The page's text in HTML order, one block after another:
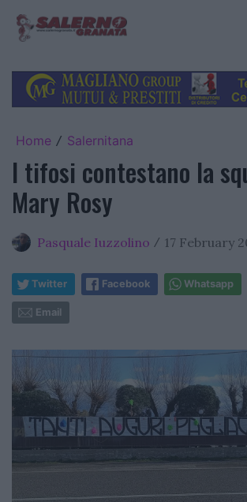
Home / Salernitana
I tifosi contestano la
Mary Rosy
Pasquale Iuzzolino / 17 February
Twitter Facebook Whatsapp
Email